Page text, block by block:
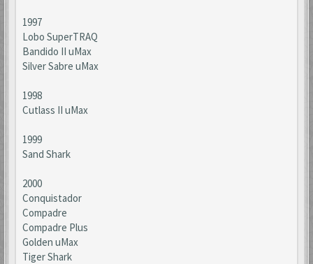
1997
Lobo SuperTRAQ
Bandido II uMax
Silver Sabre uMax
1998
Cutlass II uMax
1999
Sand Shark
2000
Conquistador
Compadre
Compadre Plus
Golden uMax
Tiger Shark